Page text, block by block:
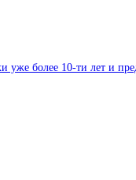
уже более 10-ти лет и